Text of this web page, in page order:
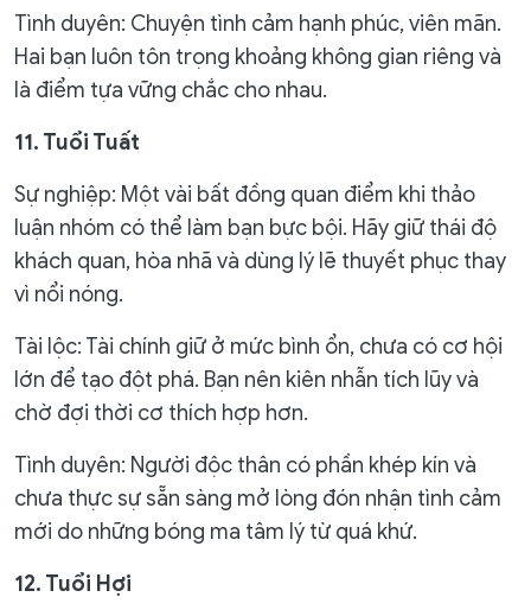
Tình duyên: Chuyện tình cảm hạnh phúc, viên mãn.
Hai bạn luôn tôn trọng khoảng không gian riêng và
là điểm tựa vững chắc cho nhau.
11. Tuổi Tuất
Sự nghiệp: Một vài bất đồng quan điểm khi thảo
luận nhóm có thể làm bạn bực bội. Hãy giữ thái độ
khách quan, hòa nhã và dùng lý lẽ thuyết phục thay
vì nổi nóng.
Tài lộc: Tài chính giữ ở mức bình ổn, chưa có cơ hội
lớn để tạo đột phá. Bạn nên kiên nhẫn tích lũy và
chờ đợi thời cơ thích hợp hơn.
Tình duyên: Người độc thân có phần khép kín và
chưa thực sự sẵn sàng mở lòng đón nhận tình cảm
mới do những bóng ma tâm lý từ quá khứ.
12. Tuổi Hợi